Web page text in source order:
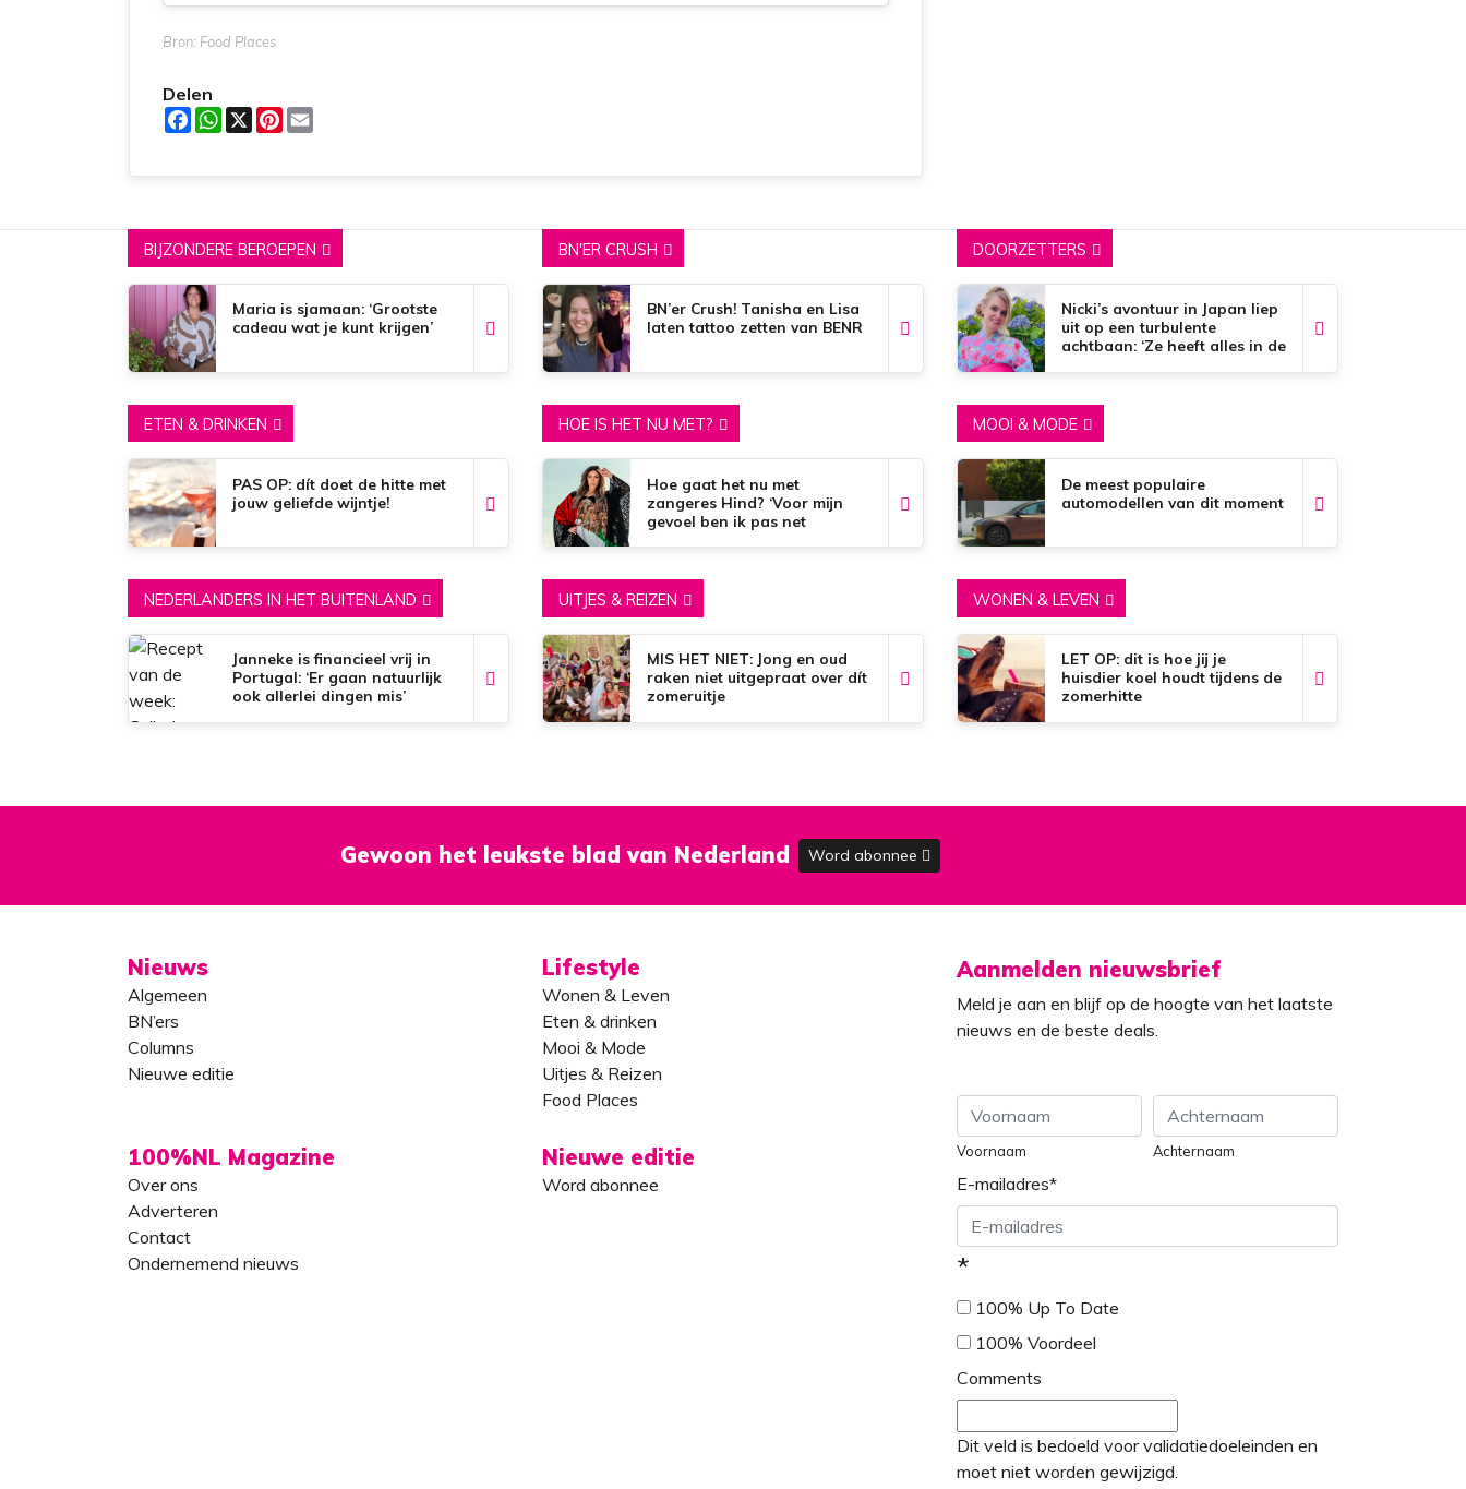
Bron: Food Places
Delen
F
a
k
W
h
p
X
P
s
t
BIJZONDERE BEROEPEN
Maria is sjamaan: ‘Grootste
cadeau wat je kunt krijgen’
BN'ER CRUSH
BN’er Crush! Tanisha en Lisa
laten tattoo zetten van BENR
DOORZETTERS
Nicki’s avontuur in Japan liep
uit op een turbulente
achtbaan: ‘Ze heeft alles in de
ETEN & DRINKEN
PAS OP: dít doet de hitte met
jouw geliefde wijntje!
HOE IS HET NU MET?
Hoe gaat het nu met
zangeres Hind? ‘Voor mijn
gevoel ben ik pas net
MOOI & MODE
De meest populaire
automodellen van dit moment
NEDERLANDERS IN HET BUITENLAND
Janneke is financieel vrij in
Portugal: ‘Er gaan natuurlijk
ook allerlei dingen mis’
UITJES & REIZEN
MIS HET NIET: Jong en oud
raken niet uitgepraat over dít
zomeruitje
WONEN & LEVEN
LET OP: dit is hoe jij je
huisdier koel houdt tijdens de
zomerhitte
Gewoon het leukste blad van Nederland Word abonnee
Nieuws
Algemeen
BN’ers
Columns
Nieuwe editie
Lifestyle
Wonen & Leven
Eten & drinken
Mooi & Mode
Uitjes & Reizen
Food Places
100%NL Magazine
Over ons
Adverteren
Contact
Ondernemend nieuws
Nieuwe editie
Word abonnee
Aanmelden nieuwsbrief
Meld je aan en blijf op de hoogte van het laatste
nieuws en de beste deals.
Voornaam Achternaam
E-mailadres*
*
100% Up To Date
100% Voordeel
Comments
Dit veld is bedoeld voor validatiedoeleinden en
moet niet worden gewijzigd.